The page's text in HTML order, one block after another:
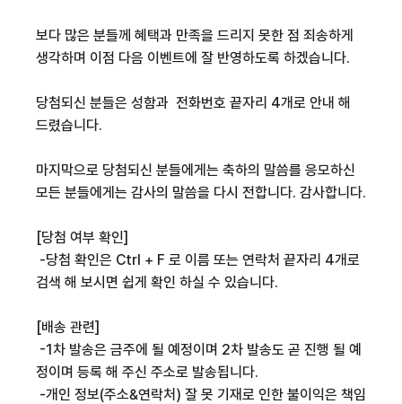
보다 많은 분들께 혜택과 만족을 드리지 못한 점 죄송하게
생각하며 이점 다음 이벤트에 잘 반영하도록 하겠습니다.
당첨되신 분들은 성함과 전화번호 끝자리 4개로 안내 해
드렸습니다.
마지막으로 당첨되신 분들에게는 축하의 말씀를 응모하신
모든 분들에게는 감사의 말씀을 다시 전합니다. 감사합니다.
[당첨 여부 확인]
-당첨 확인은 Ctrl + F 로 이름 또는 연락처 끝자리 4개로
검색 해 보시면 쉽게 확인 하실 수 있습니다.
[배송 관련]
-1차 발송은 금주에 될 예정이며 2차 발송도 곧 진행 될 예
정이며 등록 해 주신 주소로 발송됩니다.
-개인 정보(주소&연락처) 잘 못 기재로 인한 불이익은 책임